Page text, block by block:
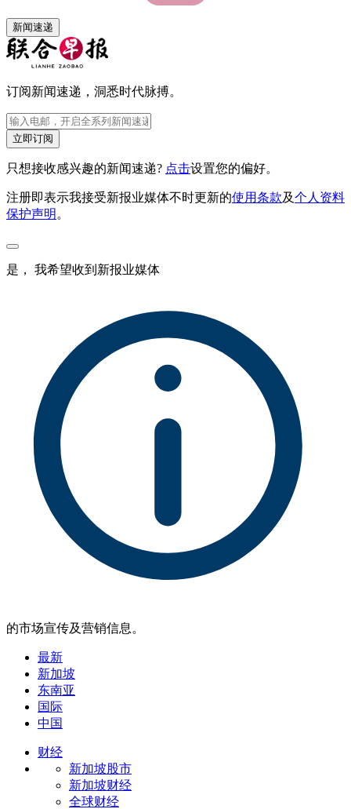
新闻速递
订阅新闻速递，洞悉时代脉搏。
立即订阅
只想接收感兴趣的新闻速递? 点击设置您的偏好。
注册即表示我接受新报业媒体不时更新的使用条款及个人资料
保护声明 。
是， 我希望收到新报业媒体
的市场宣传及营销信息。
最新
新加坡
东南亚
国际
中国
财经
新加坡股市
新加坡财经
全球财经